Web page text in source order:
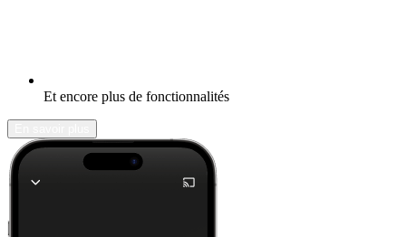
Et encore plus de fonctionnalités